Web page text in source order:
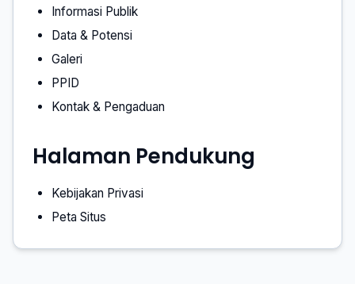
Informasi Publik
Data & Potensi
Galeri
PPID
Kontak & Pengaduan
Halaman Pendukung
Kebijakan Privasi
Peta Situs